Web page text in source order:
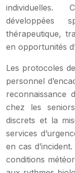
individuelles.
développées
thérapeutique,
en opportunités
Les protocoles
personnel
reconnaissance
chez les
discrets et la
services
en cas
conditions